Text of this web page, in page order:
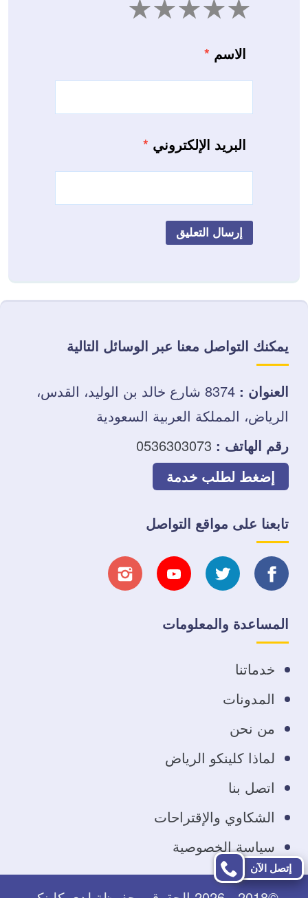
4 3 2 1
الاسم *
البريد الإلكتروني *
يمكنك التواصل معنا عبر الوسائل التالية
العنوان :
8374 شارع خالد بن الوليد، القدس،
الرياض، المملكة العربية السعودية
رقم الهاتف : 0536303073
إضغط لطلب خدمة
تابعنا على مواقع التواصل
تابعنا
على
فيسبوك
تابعنا
على
تابعنا تابعنا
المساعدة والمعلومات
خدماتنا
المدونات
من نحن
لماذا كلينكو الرياض
اتصل بنا
الشكاوي والإقتراحات
سياسة الخصوصية
إتصل الآن